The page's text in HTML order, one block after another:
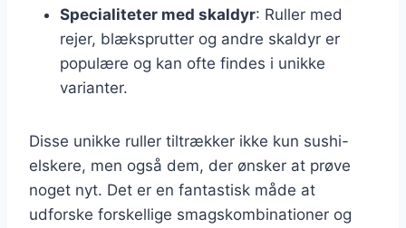
Specialiteter med skaldyr: Ruller med
rejer, blæksprutter og andre skaldyr er
populære og kan ofte findes i unikke
varianter.
Disse unikke ruller tiltrækker ikke kun sushi-
elskere, men også dem, der ønsker at prøve
noget nyt. Det er en fantastisk måde at
udforske forskellige smagskombinationer og